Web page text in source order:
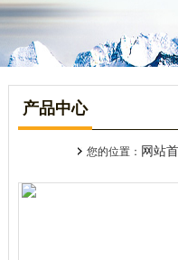
产品中心
您的位置： 网站